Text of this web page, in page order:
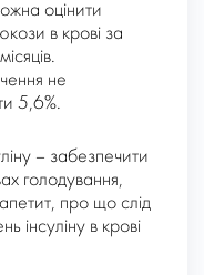
оцінити
в крові за
не
5,6%.
– забезпечити
голодування,
про що слід
інсуліну в крові